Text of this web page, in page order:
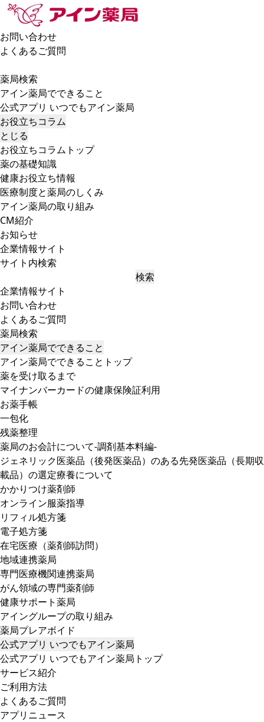
お問い合わせ
よくあるご質問
薬局検索
アイン薬局でできること
公式アプリ いつでもアイン薬局
お役立ちコラム
とじる
お役立ちコラムトップ
薬の基礎知識
健康お役立ち情報
医療制度と薬局のしくみ
アイン薬局の取り組み
CM紹介
お知らせ
企業情報サイト
サイト内検索
検索
企業情報サイト
お問い合わせ
よくあるご質問
薬局検索
アイン薬局でできること
アイン薬局でできることトップ
薬を受け取るまで
マイナンバーカードの健康保険証利用
お薬手帳
一包化
残薬整理
薬局のお会計について-調剤基本料編-
ジェネリック医薬品（後発医薬品）のある先発医薬品（長期収
載品）の選定療養について
かかりつけ薬剤師
オンライン服薬指導
リフィル処方箋
電子処方箋
在宅医療（薬剤師訪問）
地域連携薬局
専門医療機関連携薬局
がん領域の専門薬剤師
健康サポート薬局
アイングループの取り組み
薬局プレアボイド
公式アプリ いつでもアイン薬局
公式アプリ いつでもアイン薬局トップ
サービス紹介
ご利用方法
よくあるご質問
アプリニュース